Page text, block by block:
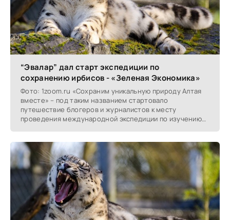
“Эвалар” дал старт экспедиции по
сохранению ирбисов - «Зеленая Экономика»
Фото: 1zoom.ru «Сохраним уникальную природу Алтая
вместе» – под таким названием стартовало
путешествие блогеров и журналистов к месту
проведения международной экспедиции по изучению